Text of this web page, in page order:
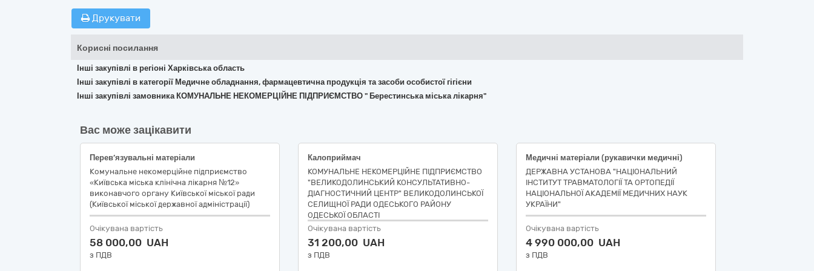
Друкувати
Корисні посилання
Інші закупівлі в регіоні Харківська область
Інші закупівлі в категорії Медичне обладнання, фармацевтична продукція та засоби особистої гігієни
Інші закупівлі замовника КОМУНАЛЬНЕ НЕКОМЕРЦІЙНЕ ПІДПРИЄМСТВО " Берестинська міська лікарня"
Вас може зацікавити
Перев’язувальні матеріали
Комунальне некомерційне підприємство
«Київська міська клінічна лікарня №12»
виконавчого органу Київської міської ради
(Київської міської державної адміністрації)
Очікувана вартість
58 000,00 UAH
з ПДВ
Калоприймач
КОМУНАЛЬНЕ НЕКОМЕРЦІЙНЕ ПІДПРИЄМСТВО
"ВЕЛИКОДОЛИНСЬКИЙ КОНСУЛЬТАТИВНО-
ДІАГНОСТИЧНИЙ ЦЕНТР" ВЕЛИКОДОЛИНСЬКОЇ
СЕЛИЩНОЇ РАДИ ОДЕСЬКОГО РАЙОНУ
ОДЕСЬКОЇ ОБЛАСТІ
Очікувана вартість
31 200,00 UAH
з ПДВ
Медичні матеріали (рукавички медичні)
ДЕРЖАВНА УСТАНОВА "НАЦІОНАЛЬНИЙ
ІНСТИТУТ ТРАВМАТОЛОГІЇ ТА ОРТОПЕДІЇ
НАЦІОНАЛЬНОЇ АКАДЕМІЇ МЕДИЧНИХ НАУК
УКРАЇНИ"
Очікувана вартість
4 990 000,00 UAH
з ПДВ